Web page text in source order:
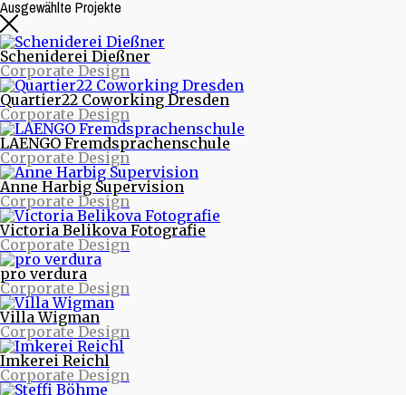
Ausgewählte Projekte
Scheniderei Dießner
Corporate Design
Quartier22 Coworking Dresden
Corporate Design
LAENGO Fremdsprachenschule
Corporate Design
Anne Harbig Supervision
Corporate Design
Victoria Belikova Fotografie
Corporate Design
pro verdura
Corporate Design
Villa Wigman
Corporate Design
Imkerei Reichl
Corporate Design
Beitragsarchive
Neueste Beiträge
Nachrichten aus Projekten
Starke Musik und starke Bilder - Eine neue Webseite
für die Quohren MPG
30/30 - 30 Logos - 30 Tage
purinto ist umgezogen
Logodesign für den Motion Designer und Regisseur
Dimitrij Schmunk
Warum Nachhaltigkeit Spaß macht oder mit dem
Fahrrad durchs Land